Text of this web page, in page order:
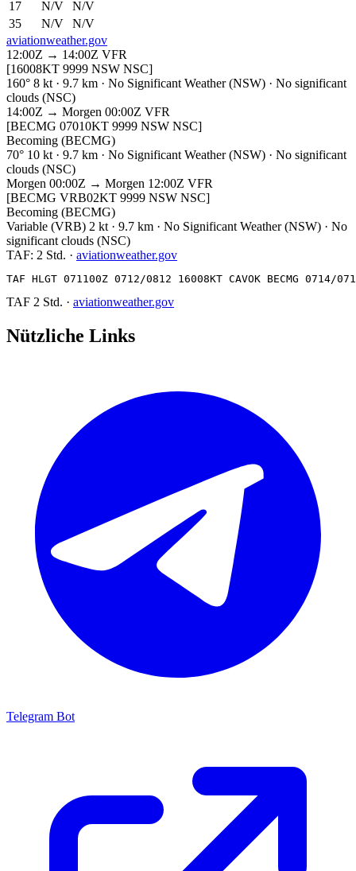
17 N/V
N/V
35
N/V
N/V
aviationweather.gov
12:00Z → 14:00Z VFR
[16008KT 9999 NSW NSC]
160° 8 kt · 9.7 km · No Significant Weather (NSW) · No significant
clouds (NSC)
14:00Z → Morgen 00:00Z VFR
[BECMG 07010KT 9999 NSW NSC]
Becoming (BECMG)
70° 10 kt · 9.7 km · No Significant Weather (NSW) · No significant
clouds (NSC)
Morgen 00:00Z → Morgen 12:00Z VFR
[BECMG VRB02KT 9999 NSW NSC]
Becoming (BECMG)
Variable (VRB) 2 kt · 9.7 km · No Significant Weather (NSW) · No
significant clouds (NSC)
TAF: 2 Std. · aviationweather.gov
TAF HLGT 071100Z 0712/0812 16008KT CAVOK BECMG 0714/
TAF 2 Std. · aviationweather.gov
Nützliche Links
Telegram Bot